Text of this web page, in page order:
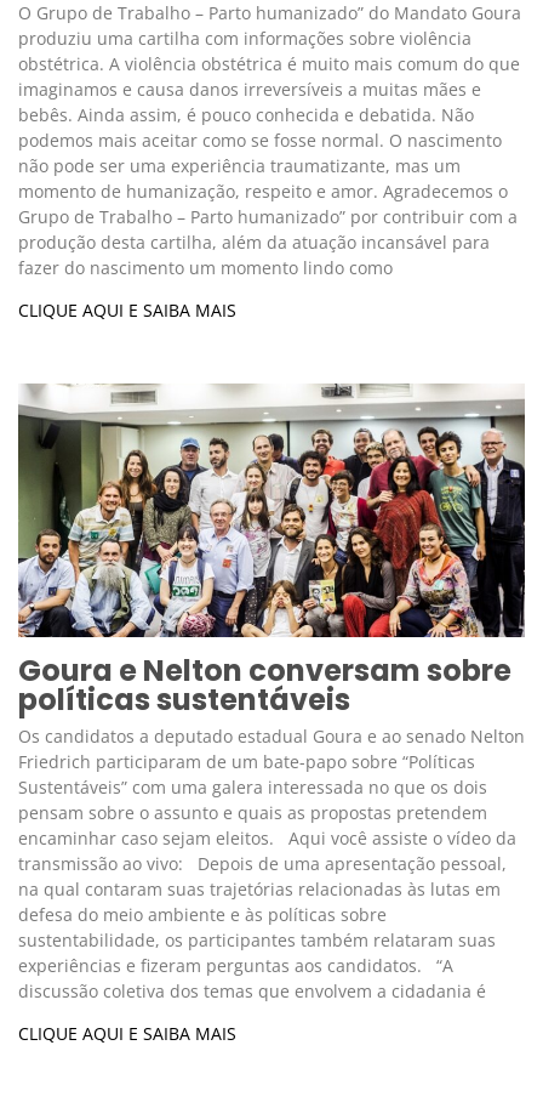
O Grupo de Trabalho – Parto humanizado” do Mandato Goura
produziu uma cartilha com informações sobre violência
obstétrica. A violência obstétrica é muito mais comum do que
imaginamos e causa danos irreversíveis a muitas mães e
bebês. Ainda assim, é pouco conhecida e debatida. Não
podemos mais aceitar como se fosse normal. O nascimento
não pode ser uma experiência traumatizante, mas um
momento de humanização, respeito e amor. Agradecemos o
Grupo de Trabalho – Parto humanizado” por contribuir com a
produção desta cartilha, além da atuação incansável para
fazer do nascimento um momento lindo como
CLIQUE AQUI E SAIBA MAIS
Goura e Nelton conversam sobre
políticas sustentáveis
Os candidatos a deputado estadual Goura e ao senado Nelton
Friedrich participaram de um bate-papo sobre “Políticas
Sustentáveis” com uma galera interessada no que os dois
pensam sobre o assunto e quais as propostas pretendem
encaminhar caso sejam eleitos. Aqui você assiste o vídeo da
transmissão ao vivo: Depois de uma apresentação pessoal,
na qual contaram suas trajetórias relacionadas às lutas em
defesa do meio ambiente e às políticas sobre
sustentabilidade, os participantes também relataram suas
experiências e fizeram perguntas aos candidatos. “A
discussão coletiva dos temas que envolvem a cidadania é
CLIQUE AQUI E SAIBA MAIS